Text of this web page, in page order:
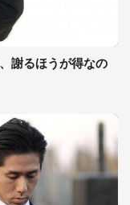
謝るほうが得なの